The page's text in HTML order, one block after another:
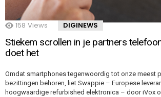
158 Views DIGINEWS
Stiekem scrollen in je partners
doet het
Omdat smartphones tegenwoordig tot onze meest
bezittingen behoren, liet Swappie – Europese
hoogwaardige refurbished elektronica – door iVox